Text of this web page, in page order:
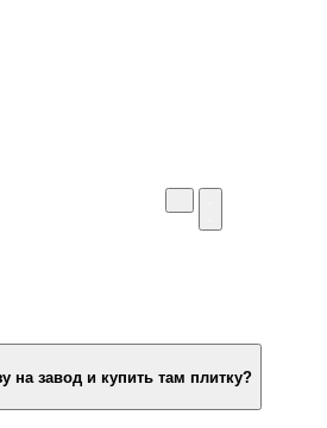
на завод и купить там плитку?